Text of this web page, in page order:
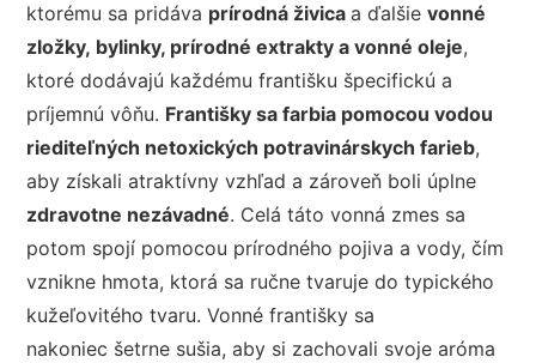
ktorému sa pridáva prírodná živicaa ďalšievonné
zložky, bylinky, prírodné extrakty a vonné oleje,
ktoré dodávajú každému františku špecifickú a
príjemnú vôňu. Františky sa farbia pomocou vodou
riediteľných netoxických potravinárskych farieb,
aby získali atraktívny vzhľad a zároveň boli úplne
zdravotne nezávadné. Celá táto vonná zmes sa
potom spojí pomocou prírodného pojiva a vody, čím
vznikne hmota, ktorá sa ručne tvaruje do typického
kužeľovitého tvaru. Vonné františky sa
nakoniec šetrne sušia, aby si zachovali svoje aróma